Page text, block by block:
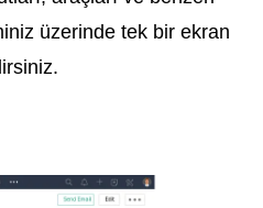
üzerinde tek bir ekran